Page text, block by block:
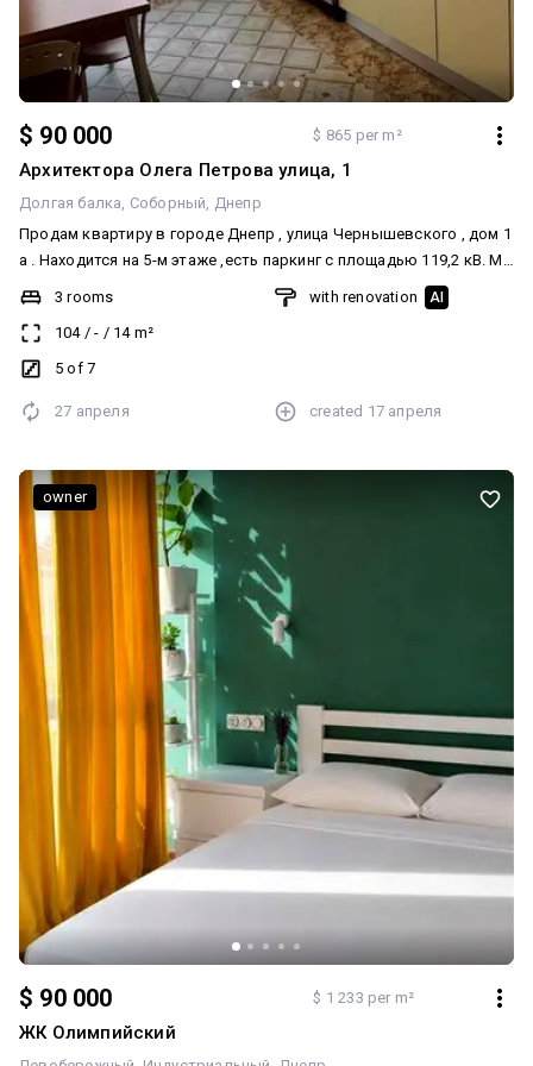
$ 90 000 $ 865 per m²
Архитектора Олега Петрова улица, 1
Долгая балка Соборный Днепр
Продам квартиру в городе Днепр , улица Чернышевского , дом 1
а . Находится на 5-м этаже ,есть паркинг с площадью 119,2 кВ. М.
, Общая площадь квартиры 104,2 квадратных метров. В
квартире сделан авторский ремонт. Есть 2 балкона , один из
которых утеплен . Развитая инфраструктура: школы, детские
сады, супермаркеты, нагорный рынок, поликлиника, церковь
3 rooms
104/- / 14m²
5 of 7
with renovation AI
27 апреля created 17 апреля
$ 90 000 $ 1 233 per m²
ЖК Олимпийский
owner